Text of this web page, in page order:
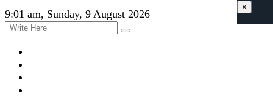
9:01 am, Sunday, 9 August 2026
×